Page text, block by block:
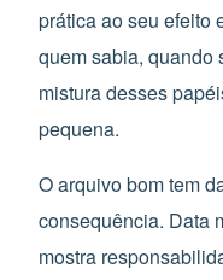
prática ao seu efeito
quem sabia, quando
mistura desses
pequena.
O arquivo bom tem
consequência. Data
mostra